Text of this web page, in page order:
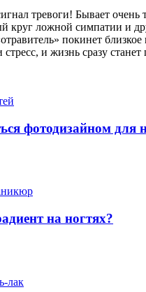
тревоги! Бывает очень
круг ложной симпатии и
покинет близкое
стресс, и жизнь сразу
фотодизайном для
на ногтях?